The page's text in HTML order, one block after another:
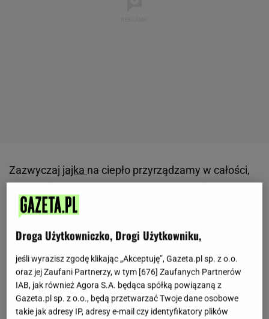
Zazwyczaj jajka na ciepło przyrządzamy w całości,
ale co jeśli użyjemy tylko jednej jego części? Ten
niepozorny składnik może przejść spektakularną
metamorfozę.
robi furorę w sieci, pochodzi z profilu
@ewa.masterchef.Ewa Szczęsna, uczestniczka 7.
edycji "MasterChefa" z 2018 roku, choć nie wygrała
programu, wciąż podbija serca internautów
kulinarną kreatywnością. Tenprzepisudowadnia, że
Droga Użytkowniczko, Drogi Użytkowniku,
jeśli wyrazisz zgodę klikając „Akceptuję”, Gazeta.pl sp. z o.o.
oraz jej Zaufani Partnerzy, w tym [676] Zaufanych Partnerów
IAB, jak również Agora S.A. będąca spółką powiązaną z
Gazeta.pl sp. z o.o., będą przetwarzać Twoje dane osobowe
takie jak adresy IP, adresy e-mail czy identyfikatory plików